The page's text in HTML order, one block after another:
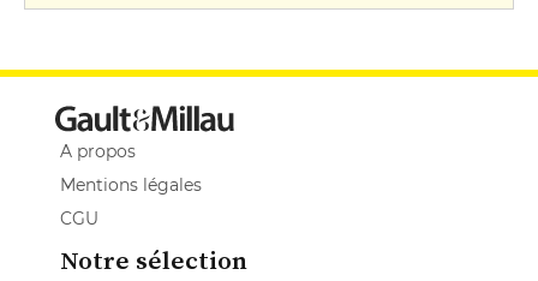
A propos
Mentions légales
CGU
Notre sélection